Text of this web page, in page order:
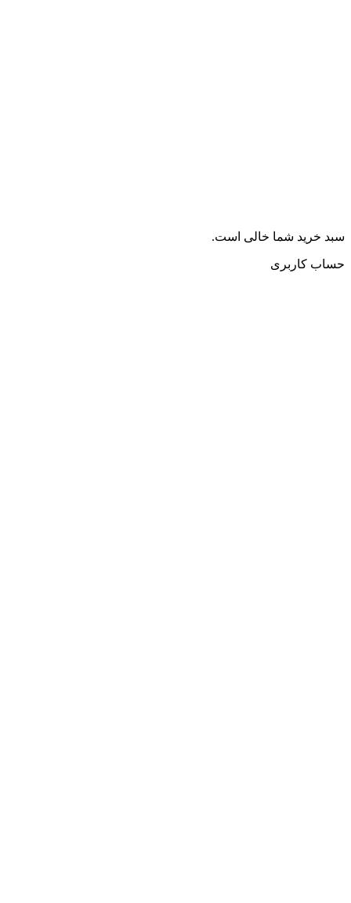
سبد خرید شما خالی است.
حساب کاربری